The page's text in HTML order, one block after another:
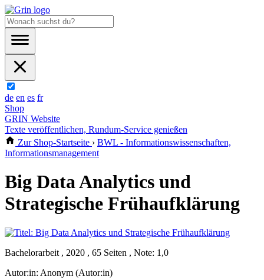
de en es fr
Shop
GRIN Website
Texte veröffentlichen, Rundum-Service genießen
Zur Shop-Startseite › BWL - Informationswissenschaften,
Informationsmanagement
Big Data Analytics und
Strategische Frühaufklärung
Bachelorarbeit , 2020 , 65 Seiten , Note: 1,0
Autor:in: Anonym (Autor:in)